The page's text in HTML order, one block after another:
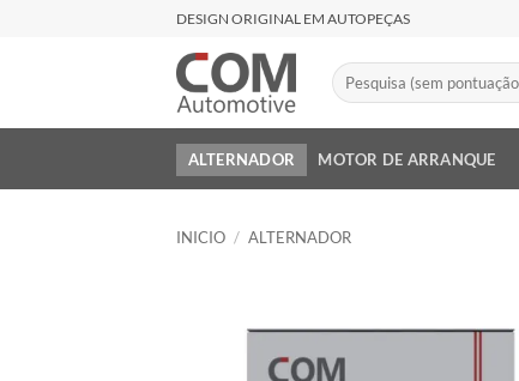
DESIGN ORIGINAL EM AUTOPEÇAS
Buscar
por:
ALTERNADOR MOTOR DE ARRANQUE
INICIO / ALTERNADOR